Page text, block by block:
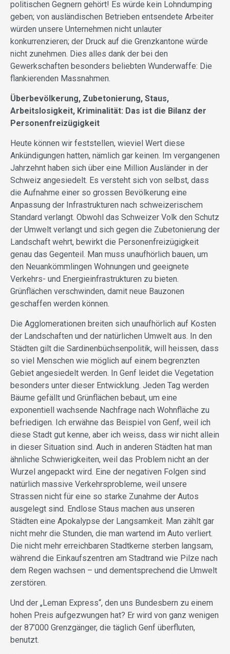
politischen Gegnern gehört! Es würde kein Lohndumping
geben; von ausländischen Betrieben entsendete Arbeiter
würden unsere Unternehmen nicht unlauter
konkurrenzieren; der Druck auf die Grenzkantone würde
nicht zunehmen. Dies alles dank der bei den
Gewerkschaften besonders beliebten Wunderwaffe: Die
flankierenden Massnahmen.
Überbevölkerung, Zubetonierung, Staus,
Arbeitslosigkeit, Kriminalität: Das ist die Bilanz der
Personenfreizügigkeit
Heute können wir feststellen, wieviel Wert diese
Ankündigungen hatten, nämlich gar keinen. Im vergangenen
Jahrzehnt haben sich über eine Million Ausländer in der
Schweiz angesiedelt. Es versteht sich von selbst, dass
die Aufnahme einer so grossen Bevölkerung eine
Anpassung der Infrastrukturen nach schweizerischem
Standard verlangt. Obwohl das Schweizer Volk den Schutz
der Umwelt verlangt und sich gegen die Zubetonierung der
Landschaft wehrt, bewirkt die Personenfreizügigkeit
genau das Gegenteil. Man muss unaufhörlich bauen, um
den Neuankömmlingen Wohnungen und geeignete
Verkehrs- und Energieinfrastrukturen zu bieten.
Grünflächen verschwinden, damit neue Bauzonen
geschaffen werden können.
Die Agglomerationen breiten sich unaufhörlich auf Kosten
der Landschaften und der natürlichen Umwelt aus. In den
Städten gilt die Sardinenbüchsenpolitik, will heissen, dass
so viel Menschen wie möglich auf einem begrenzten
Gebiet angesiedelt werden. In Genf leidet die Vegetation
besonders unter dieser Entwicklung. Jeden Tag werden
Bäume gefällt und Grünflächen bebaut, um eine
exponentiell wachsende Nachfrage nach Wohnfläche zu
befriedigen. Ich erwähne das Beispiel von Genf, weil ich
diese Stadt gut kenne, aber ich weiss, dass wir nicht allein
in dieser Situation sind. Auch in anderen Städten hat man
ähnliche Schwierigkeiten, weil das Problem nicht an der
Wurzel angepackt wird. Eine der negativen Folgen sind
natürlich massive Verkehrsprobleme, weil unsere
Strassen nicht für eine so starke Zunahme der Autos
ausgelegt sind. Endlose Staus machen aus unseren
Städten eine Apokalypse der Langsamkeit. Man zählt gar
nicht mehr die Stunden, die man wartend im Auto verliert.
Die nicht mehr erreichbaren Stadtkerne sterben langsam,
während die Einkaufszentren am Stadtrand wie Pilze nach
dem Regen wachsen – und dementsprechend die Umwelt
zerstören.
Und der „Leman Express“, den uns Bundesbern zu einem
hohen Preis aufgezwungen hat? Er wird von ganz wenigen
der 87’000 Grenzgänger, die täglich Genf überfluten,
benutzt.